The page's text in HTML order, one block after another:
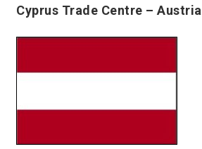
Cyprus Trade Centre – Austria